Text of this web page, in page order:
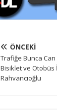
ÖNCEKI
Trafiğe Bunca
Bisiklet ve
Rahvancıoğlu